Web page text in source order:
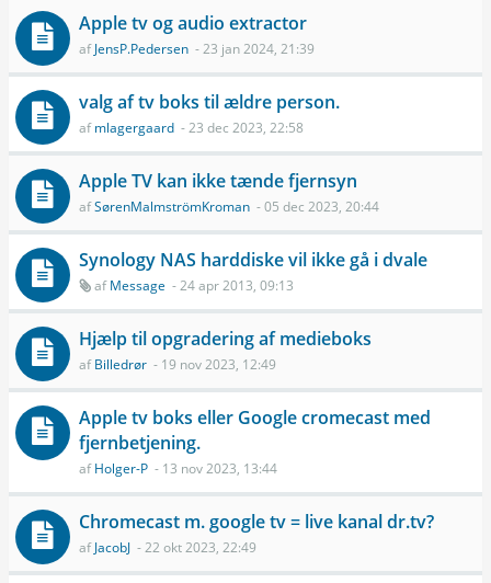
Apple tv og audio extractor
afJensP.Pedersen - 23 jan 2024, 21:39
valg af tv boks til ældre person.
afmlagergaard - 23 dec 2023, 22:58
Apple TV kan ikke tænde fjernsyn
afSørenMalmströmKroman - 05 dec 2023, 20:44
Synology NAS harddiske vil ikke gå i dvale
afMessage - 24 apr 2013, 09:13
Hjælp til opgradering af medieboks
afBilledrør - 19 nov 2023, 12:49
Apple tv boks eller Google cromecast med
fjernbetjening.
afHolger-P - 13 nov 2023, 13:44
Chromecast m. google tv = live kanal dr.tv?
afJacobJ - 22 okt 2023, 22:49